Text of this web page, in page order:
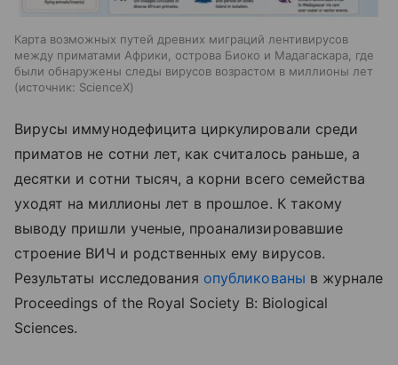
Карта возможных путей древних миграций лентивирусов
между приматами Африки, острова Биоко и Мадагаскара, где
были обнаружены следы вирусов возрастом в миллионы лет
источник: ScienceX
Вирусы иммунодефицита циркулировали среди
приматов не сотни лет, как считалось раньше, а
десятки и сотни тысяч, а корни всего семейства
уходят на миллионы лет в прошлое. К такому
выводу пришли ученые, проанализировавшие
строение ВИЧ и родственных ему вирусов.
Результаты исследования опубликованы в журнале
Proceedings of the Royal Society B: Biological
Sciences.